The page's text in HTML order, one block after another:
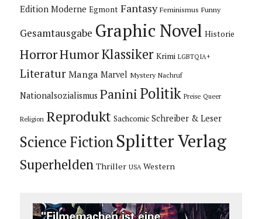
Edition Moderne Egmont Fantasy Feminismus Funny
Gesamtausgabe Graphic Novel Historie
HorrorHumorKlassiker Krimi LGBTQIA+
Literatur Manga Marvel Mystery Nachruf
Nationalsozialismus Panini Politik Preise Queer
Religion Reprodukt Sachcomic Schreiber & Leser
Science Fiction Splitter Verlag
Superhelden Thriller USA Western